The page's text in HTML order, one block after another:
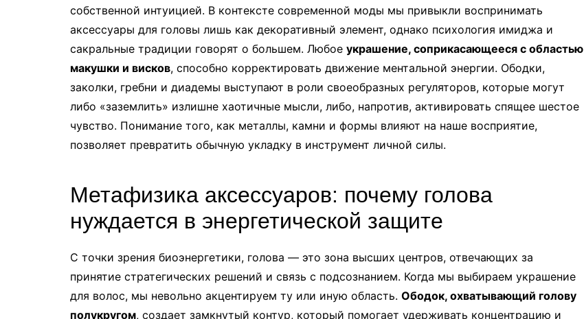
собственной интуицией. В контексте современной моды мы привыкли воспринимать
аксессуары для головы лишь как декоративный элемент, однако психология имиджа и
сакральные традиции говорят о большем. Любое украшение, соприкасающееся с областью
макушки и висков, способно корректировать движение ментальной энергии. Ободки,
заколки, гребни и диадемы выступают в роли своеобразных регуляторов, которые могут
либо «заземлить» излишне хаотичные мысли, либо, напротив, активировать спящее шестое
чувство. Понимание того, как металлы, камни и формы влияют на наше восприятие,
позволяет превратить обычную укладку в инструмент личной силы.
Метафизика аксессуаров: почему голова
нуждается в энергетической защите
С точки зрения биоэнергетики, голова — это зона высших центров, отвечающих за
принятие стратегических решений и связь с подсознанием. Когда мы выбираем украшение
для волос, мы невольно акцентируем ту или иную область. Ободок, охватывающий голову
полукругом, создает замкнутый контур, который помогает удерживать концентрацию и